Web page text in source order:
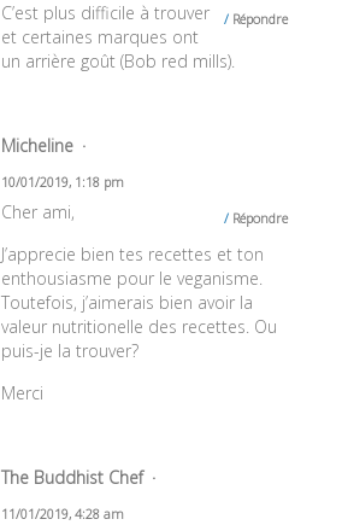
Répondre
C’est plus difficile à trouver
et certaines marques ont
un arrière goût (Bob red mills).
Micheline
10/01/2019, 1:18 pm
Répondre
Cher ami,
J’apprecie bien tes recettes et ton
enthousiasme pour le veganisme.
Toutefois, j’aimerais bien avoir la
valeur nutritionelle des recettes. Ou
puis-je la trouver?
Merci
The Buddhist Chef
11/01/2019, 4:28 am